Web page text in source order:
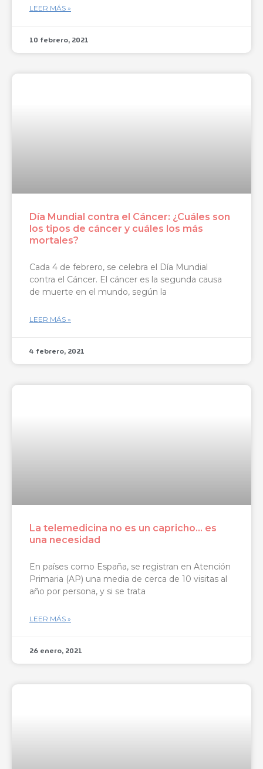
LEER MÁS »
10 febrero, 2021
Día Mundial contra el Cáncer: ¿Cuáles son
los tipos de cáncer y cuáles los más
mortales?
Cada 4 de febrero, se celebra el Día Mundial
contra el Cáncer. El cáncer es la segunda causa
de muerte en el mundo, según la
LEER MÁS »
4 febrero, 2021
La telemedicina no es un capricho… es
una necesidad
En países como España, se registran en Atención
Primaria (AP) una media de cerca de 10 visitas al
año por persona, y si se trata
LEER MÁS »
26 enero, 2021